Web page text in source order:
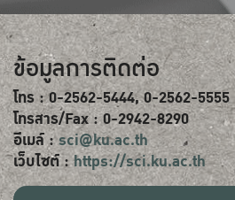
ข้อมูลการติดต่อ
โทร : 0-2562-5444, 0-2562-5555
โทรสาร/Fax : 0-2942-8290
อีเมล์ :sci@ku.ac.th
เว็บไซต์ :https://sci.ku.ac.th